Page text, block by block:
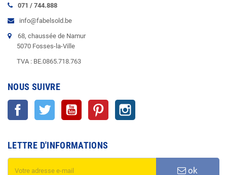
071 / 744.888
info@fabelsold.be
68, chaussée de Namur
5070 Fosses-la-Ville
TVA : BE.0865.718.763
NOUS SUIVRE
Facebook Twitter YouTube Pinterest
LETTRE D'INFORMATIONS
ok